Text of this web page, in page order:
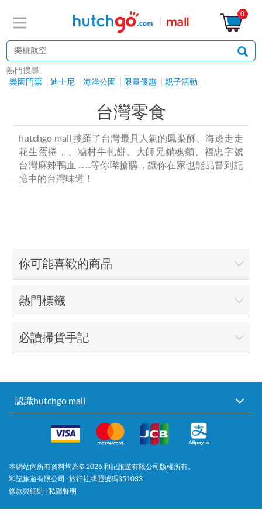
0
熱門搜尋:
樂園門票
迪士尼 海洋公園 限量優惠 親子活動
台灣零食
hutchgo mall 搜羅了台灣最具人氣的鳳梨酥 、海邊走走
花生蛋捲，、糖村牛軋餅、大師兄銷魂麵、福忠字號
台灣麻辣鴨血 ... ...等你嚟搶購，讓你在家也能品嘗到記
憶中的台灣味道！
你可能喜歡的商品
熱門標籤
必讀掃貨手記
認識hutchgo mall
本網站內所有資料均為© 2026和記旅遊有限公司版權所有。
和記旅遊有限公司 : 旅行社牌照號碼351033
條款與細則 | 私隱聲明